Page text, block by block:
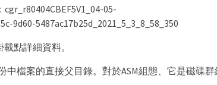
05-
9d60-5487ac17b25d_2021_5_3_8_58_350
點詳細資料。
檔案的直接父目錄。對於ASM組態、它是磁碟群